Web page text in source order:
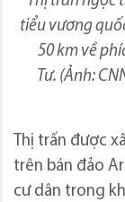
tiểu vương
50 km về
Tư. (Ảnh:
Thị trấn được
trên bán đảo
cư dân trong